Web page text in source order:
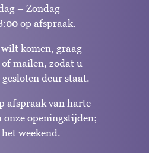
– Zondag
op afspraak.
komen, graag
of mailen, zodat u
deur staat.
afspraak van harte
openingstijden;
weekend.